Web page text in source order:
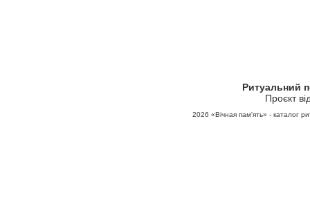
Ритуальний
Проєкт
2026 «Вічная пам'ять» - каталог